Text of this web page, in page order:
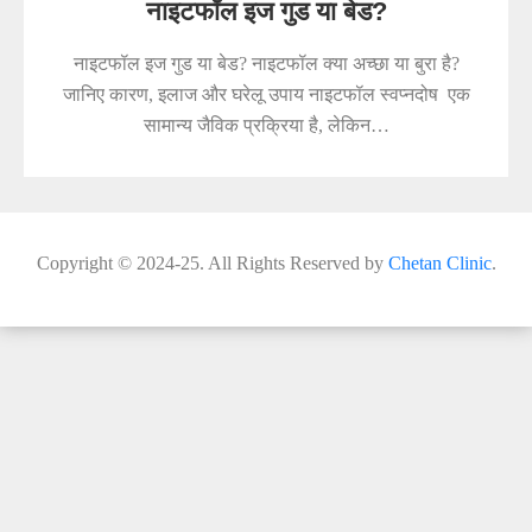
नाइटफॉल इज गुड या बेड?
नाइटफॉल इज गुड या बेड? नाइटफॉल क्या अच्छा या बुरा है?
जानिए कारण, इलाज और घरेलू उपाय नाइटफॉल स्वप्नदोष एक
सामान्य जैविक प्रक्रिया है, लेकिन…
Copyright © 2024-25. All Rights Reserved by Chetan Clinic.